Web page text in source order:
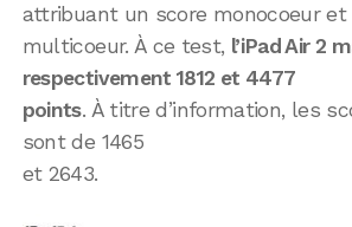
attribuant un score monocoeur et
multicoeur. À ce test, l’iPad Air 2
respectivement 1812 et 4477
points. À titre d’information, les
sont de 1465
et 2643.